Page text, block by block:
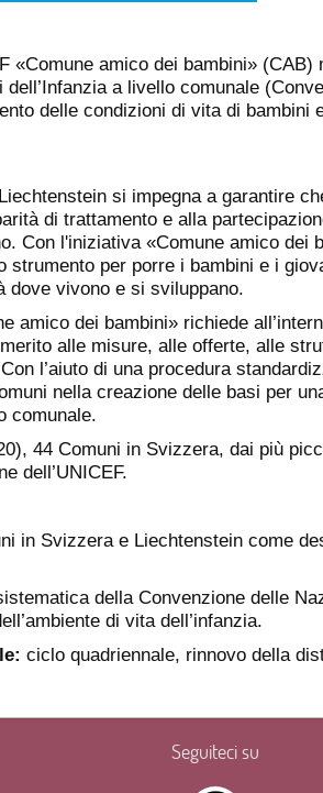
«Comune amico dei bambini»
a livello comunale
delle condizioni di vita di bambini
si impegna a garantire
di trattamento e alla
Con l'iniziativa «Comune amico dei
strumento per porre i bambini e i
dove vivono e si sviluppano.
amico dei bambini» richiede
alle misure, alle offerte, alle
l’aiuto di una procedura
nella creazione delle basi per
comunale.
44 Comuni in Svizzera, dai più
dell’UNICEF.
in Svizzera e Liechtenstein come
della Convenzione delle
di vita dell’infanzia.
ciclo quadriennale, rinnovo della
Seguiteci su